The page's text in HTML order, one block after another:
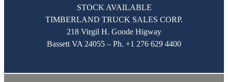
STOCK AVAILABLE
TIMBERLAND TRUCK SALES CORP.
218 Virgil H. Goode Higway
Bassett VA 24055 – Ph. +1 276 629 4400